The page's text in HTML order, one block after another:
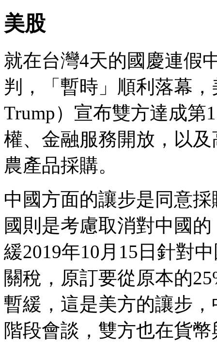
美股
就在台灣4天的國慶連假
判，「暫時」順利落幕
Trump）宣布雙方達成第
權、金融服務開放，以
農產品採購。
中國方面的讓步是同意
國則是考慮取消對中國
緩2019年10月15日針對
關稅，原訂要從原本的
暫緩，這是美方的讓步
階段會談，雙方也在貨